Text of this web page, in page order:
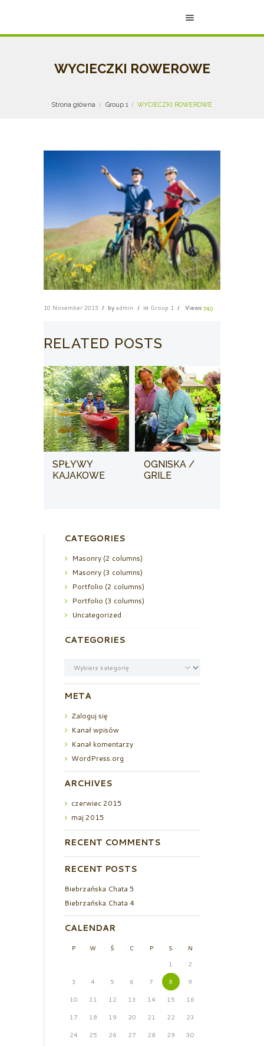
WYCIECZKI ROWEROWE
Strona główna Group 1 WYCIECZKI ROWEROWE
10 November 2015 byadmin in Group 1 Views 740
RELATED POSTS
SPŁYWY
KAJAKOWE
OGNISKA /
GRILE
CATEGORIES
Masonry (2 columns)
Masonry (3 columns)
Portfolio (2 columns)
Portfolio (3 columns)
Uncategorized
CATEGORIES
META
Zaloguj się
Kanał wpisów
Kanał komentarzy
WordPress.org
ARCHIVES
czerwiec2015
maj2015
RECENT COMMENTS
RECENT POSTS
Biebrzańska Chata 5
Biebrzańska Chata 4
CALENDAR
P W Ś C P S
N
1
2
3 4 5 6 7 8 9
10 11 12 13 14 15 16
17 18 19 20 21 22 23
24 25 26 27 28 29 30